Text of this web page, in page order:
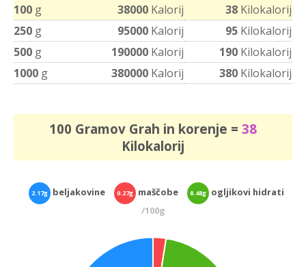
100 g 38000 Kalorij 38 Kilokalorij
250 g 95000 Kalorij 95 Kilokalorij
500 g 190000 Kalorij 190 Kilokalorij
1000 g 380000 Kalorij 380 Kilokalorij
100 Gramov Grah in korenje = 38
Kilokalorij
2.17g beljakovine 0.27g maščobe 8.48g
ogljikovi hidrati
/100g